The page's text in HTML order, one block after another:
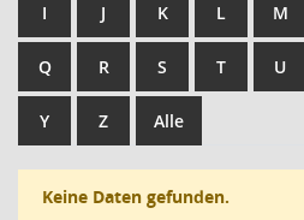
I J K L M
Q R S T U
Y Z Alle
Keine Daten gefunden.